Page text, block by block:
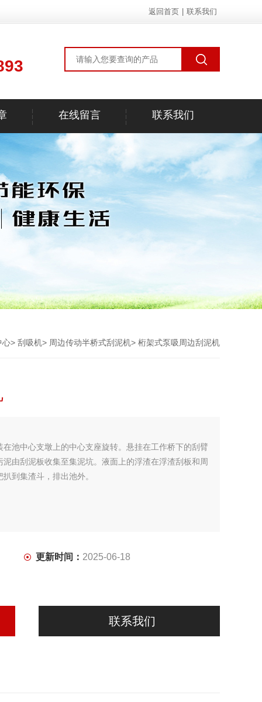
返回首页 联系我们
在线留言 联系我们
心> 刮吸机> 周边传动半桥式刮泥机> 桁架式泵吸周边刮泥机
池中心支墩上的中心支座旋转。悬挂在工作桥下的刮臂
由刮泥板收集至集泥坑。液面上的浮渣在浮渣刮板和周
到集渣斗，排出池外。
更新时间： 2025-06-18
联系我们